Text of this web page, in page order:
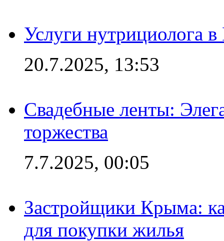
Услуги нутрициолога
20.7.2025, 13:53
Свадебные ленты:
торжества
7.7.2025, 00:05
Застройщики Крыма:
для покупки жилья